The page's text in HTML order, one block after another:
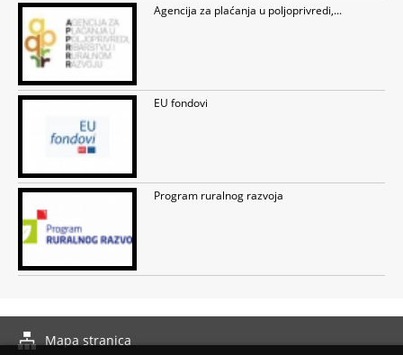
Agencija za plaćanja u poljoprivredi,...
EU fondovi
Program ruralnog razvoja
Mapa stranica